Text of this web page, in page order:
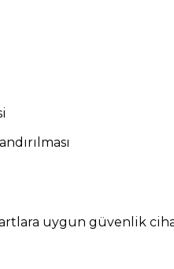
uygun güvenlik